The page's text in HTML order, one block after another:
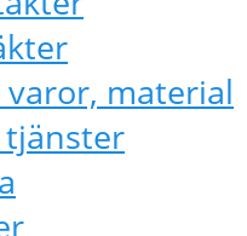
material
tjänster